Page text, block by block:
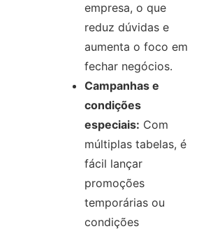
empresa, o que
reduz dúvidas e
aumenta o foco em
fechar negócios.
Campanhas e
condições
especiais: Com
múltiplas tabelas, é
fácil lançar
promoções
temporárias ou
condições